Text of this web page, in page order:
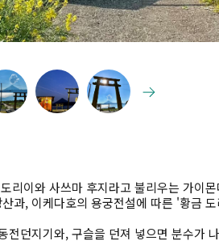
리이와 사쓰마 후지라고 불리우는 가이
과, 이케다호의 용궁전설에 따른 '황금
전던지기와, 구슬을 던져 넣으면 분수가